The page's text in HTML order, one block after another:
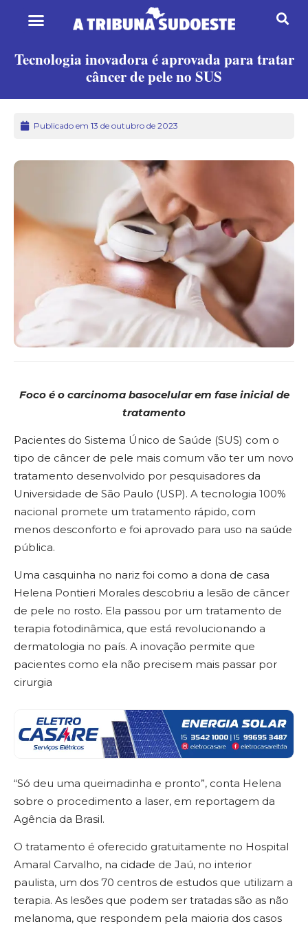
Tecnologia inovadora é aprovada para tratar
câncer de pele no SUS
Publicado em 13 de outubro de 2023
Foco é o carcinoma basocelular em fase inicial de
tratamento
Pacientes do Sistema Único de Saúde (SUS) com o
tipo de câncer de pele mais comum vão ter um novo
tratamento desenvolvido por pesquisadores da
Universidade de São Paulo (USP). A tecnologia 100%
nacional promete um tratamento rápido, com
menos desconforto e foi aprovado para uso na saúde
pública.
Uma casquinha no nariz foi como a dona de casa
Helena Pontieri Morales descobriu a lesão de câncer
de pele no rosto. Ela passou por um tratamento de
terapia fotodinâmica, que está revolucionando a
dermatologia no país. A inovação permite que
pacientes como ela não precisem mais passar por
cirurgia
“Só deu uma queimadinha e pronto”, conta Helena
sobre o procedimento a laser, em reportagem da
Agência da Brasil.
O tratamento é oferecido gratuitamente no Hospital
Amaral Carvalho, na cidade de Jaú, no interior
paulista, um dos 70 centros de estudos que utilizam a
terapia. As lesões que podem ser tratadas são as não
melanoma, que respondem pela maioria dos casos